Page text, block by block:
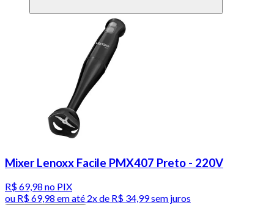
Mixer Lenoxx Facile PMX407 Preto - 220V
R$ 69,98 no PIX
ou R$ 69,98 em até 2x de R$ 34,99 sem juros